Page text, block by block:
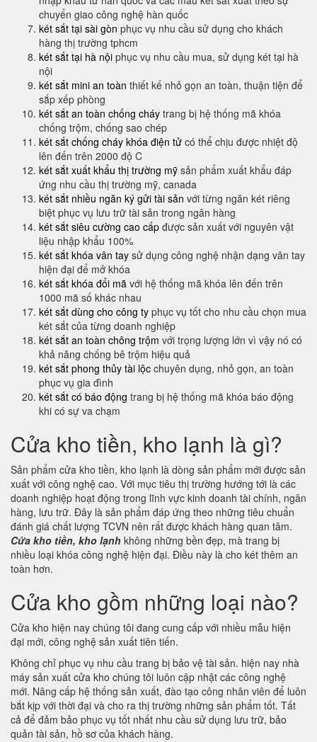
chuyển giao công nghệ hàn quốc
két sắt tại sài gòn phục vụ nhu cầu sử dụng cho khách
hàng thị trường tphcm
két sắt tại hà nội phục vụ nhu cầu mua, sử dụng két tại hà
nội
két sắt mini an toàn thiết kế nhỏ gọn an toàn, thuận tiện để
sắp xếp phòng
két sắt an toàn chống cháy trang bị hệ thống mã khóa
chống trộm, chống sao chép
két sắt chống cháy khóa điện tử có thể chịu được nhiệt độ
lên đến trên 2000 độ C
két sắt xuất khẩu thị trường mỹ sản phẩm xuất khẩu đáp
ứng nhu cầu thị trường mỹ, canada
két sắt nhiều ngăn ký gửi tài sản với từng ngăn két riêng
biệt phục vụ lưu trữ tài sản trong ngân hàng
két sắt siêu cường cao cấp được sản xuất với nguyên vật
liệu nhập khẩu 100%
két sắt khóa vân tay sử dụng công nghệ nhận dạng vân tay
hiện đại để mở khóa
két sắt khóa đổi mã với hệ thống mã khóa lên đến trên
1000 mã số khác nhau
két sắt dùng cho công ty phục vụ tốt cho nhu cầu chọn mua
két sắt của từng doanh nghiệp
két sắt an toàn chông trộm với trọng lượng lớn vì vậy nó có
khả năng chống bê trộm hiệu quả
két sắt phong thủy tài lộc chuyên dụng, nhỏ gọn, an toàn
phục vụ gia đình
két sắt có báo động trang bị hệ thống mã khóa báo động
khi có sự va chạm
Cửa kho tiền, kho lạnh là gì?
Sản phẩm cửa kho tiền, kho lạnh là dòng sản phẩm mới được sản
xuất với công nghệ cao. Với mục tiêu thị trường hướng tới là các
doanh nghiệp hoạt động trong lĩnh vực kinh doanh tài chính, ngân
hàng, lưu trữ. Đây là sản phẩm đáp ứng theo những tiêu chuẩn
đánh giá chất lượng TCVN nên rất được khách hàng quan tâm.
Cửa kho tiền, kho lạnh không những bền đẹp, mà trang bị
nhiều loại khóa công nghệ hiện đại. Điều này là cho két thêm an
toàn hơn.
Cửa kho gồm những loại nào?
Cửa kho hiện nay chúng tôi đang cung cấp với nhiều mẫu hiện
đại mới, công nghệ sản xuất tiên tiến.
Không chỉ phục vụ nhu cầu trang bị bảo vệ tài sản. hiện nay nhà
máy sản xuất cửa kho chúng tôi luôn cập nhật các công nghệ
mới. Nâng cấp hệ thống sản xuất, đào tạo công nhân viên để luôn
bắt kịp với thời đại và cho ra thị trường những sản phẩm tốt. Tất
cả để đảm bảo phục vụ tốt nhất nhu cầu sử dụng lưu trữ, bảo
quản tài sản, hồ sơ của khách hàng.